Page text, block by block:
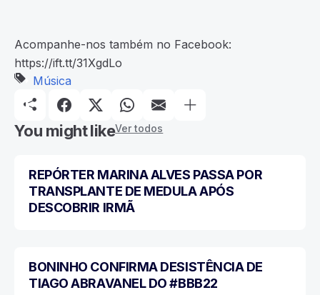
Acompanhe-nos também no Facebook:
https://ift.tt/31XgdLo
Música
You might likeVer todos
MÚSICA
REPÓRTER MARINA ALVES PASSA POR
TRANSPLANTE DE MEDULA APÓS
DESCOBRIR IRMÃ
MÚSICA
BONINHO CONFIRMA DESISTÊNCIA DE
TIAGO ABRAVANEL DO #BBB22